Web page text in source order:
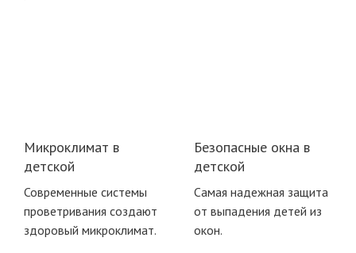
Микроклимат в
детской
Современные системы
проветривания создают
здоровый микроклимат.
Безопасные окна в
детской
Самая надежная защита
от выпадения детей из
окон.